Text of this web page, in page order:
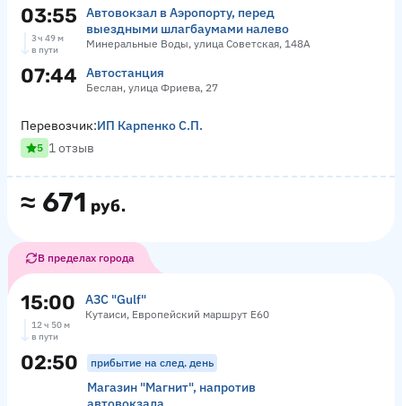
03:55
Автовокзал в Аэропорту, перед
выездными шлагбаумами налево
Минеральные Воды, улица Советская, 148А
3 ч 49 м
в пути
07:44 Автостанция
Беслан, улица Фриева, 27
≈ 671 руб.
Перевозчик:ИП Карпенко С.П.
5 1 отзыв
В пределах города
15:00 АЗС "Gulf"
Кутаиси, Европейский маршрут Е60
12 ч 50 м
в пути
02:50 прибытие на след. день
Магазин "Магнит", напротив